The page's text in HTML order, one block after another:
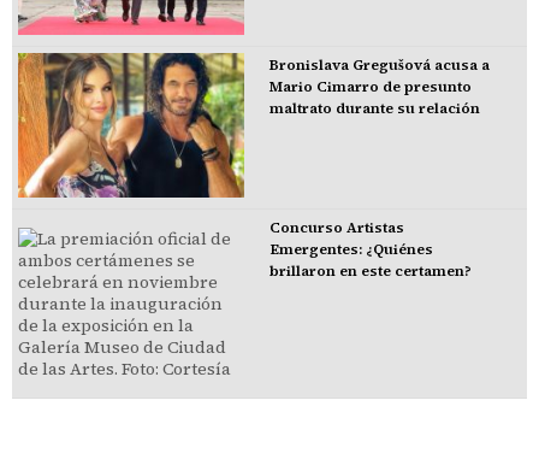
Bronislava Gregušová acusa a
Mario Cimarro de presunto
maltrato durante su relación
Concurso Artistas
Emergentes: ¿Quiénes
brillaron en este certamen?